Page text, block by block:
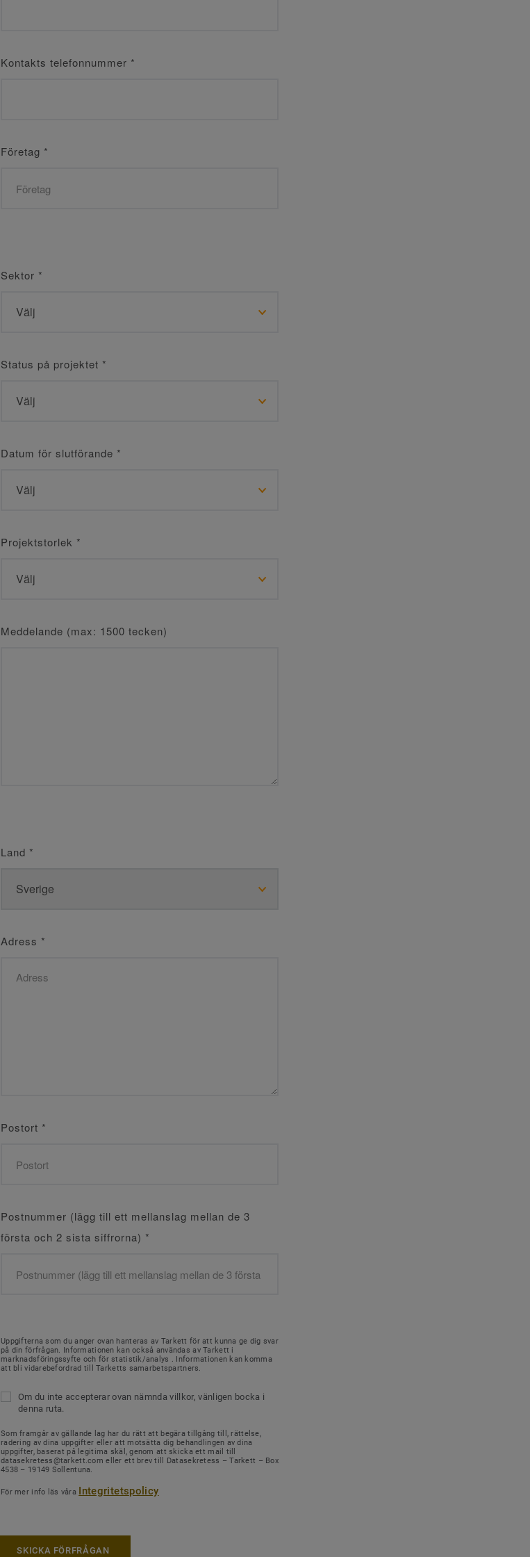
Kontakts telefonnummer *
Företag *
Sektor *
Status på projektet *
Datum för slutförande *
Projektstorlek *
Meddelande (max: 1500 tecken)
Land *
Adress *
Postort *
Postnummer (lägg till ett mellanslag mellan de 3
första och 2 sista siffrorna) *
Uppgifterna som du anger ovan hanteras av Tarkett för att kunna ge dig svar
på din förfrågan. Informationen kan också användas av Tarkett i
marknadsföringssyfte och för statistik/analys . Informationen kan komma
att bli vidarebefordrad till Tarketts samarbetspartners.
Om du inte accepterar ovan nämnda villkor, vänligen bocka i
denna ruta.
Som framgår av gällande lag har du rätt att begära tillgång till, rättelse,
radering av dina uppgifter eller att motsätta dig behandlingen av dina
uppgifter, baserat på legitima skäl, genom att skicka ett mail till
datasekretess@tarkett.com eller ett brev till Datasekretess – Tarkett – Box
4538 – 19149 Sollentuna.
För mer info läs våra Integritetspolicy
SKICKA FÖRFRÅGAN